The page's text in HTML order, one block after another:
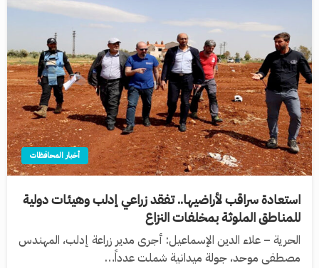
أخبار المحافظات
استعادة سراقب لأراضيها.. تفقد زراعي إدلب وهيئات دولية
للمناطق الملوثة بمخلفات النزاع
الحرية – علاء الدين الإسماعيل: أجرى مدير زراعة إدلب، المهندس
مصطفى موحد، جولة ميدانية شملت عدداً…